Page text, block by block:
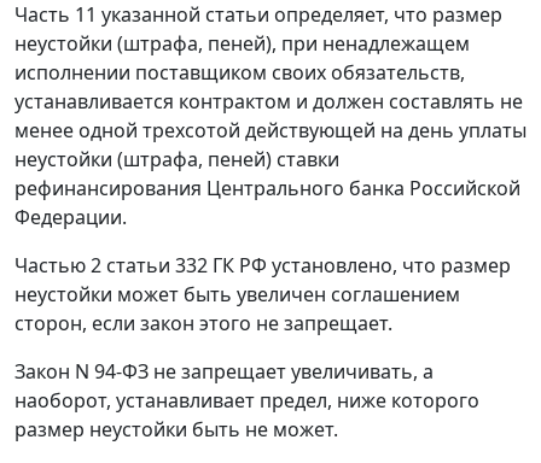
Часть 11 указанной статьи определяет, что размер
неустойки (штрафа, пеней), при ненадлежащем
исполнении поставщиком своих обязательств,
устанавливается контрактом и должен составлять не
менее одной трехсотой действующей на день уплаты
неустойки (штрафа, пеней) ставки
рефинансирования Центрального банка Российской
Федерации.
Частью 2 статьи 332 ГК РФ установлено, что размер
неустойки может быть увеличен соглашением
сторон, если закон этого не запрещает.
Закон N 94-ФЗ не запрещает увеличивать, а
наоборот, устанавливает предел, ниже которого
размер неустойки быть не может.